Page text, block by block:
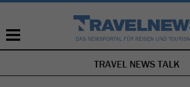
TRAVEL NEWS TALK